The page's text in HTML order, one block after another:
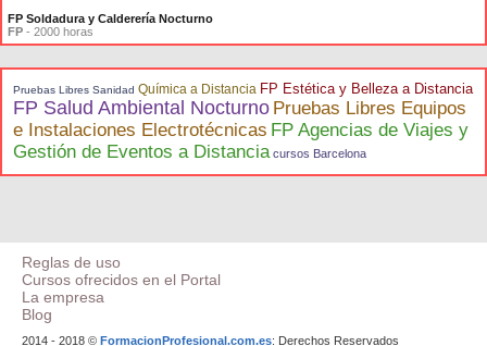
FP Soldadura y Calderería Nocturno
FP - 2000 horas
Pruebas Libres Sanidad Química a Distancia FP Estética y Belleza a Distancia
FP Salud Ambiental Nocturno Pruebas Libres Equipos
e Instalaciones Electrotécnicas FP Agencias de Viajes y
Gestión de Eventos a Distancia cursos Barcelona
Reglas de uso
Cursos ofrecidos en el Portal
La empresa
Blog
2014 - 2018 © FormacionProfesional.com.es: Derechos Reservados